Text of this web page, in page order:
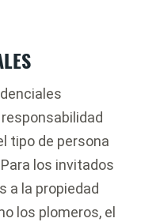
tipo de persona
los invitados
a la propiedad
los plomeros, el